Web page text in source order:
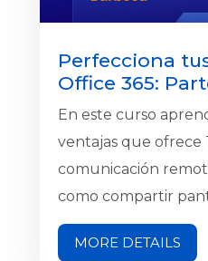
analizar
largo del curso, los
Perfecciona
Office 365:
En este curso
ventajas que ofrece
comunicación
como compartir
reuniones y ser
Además, se
MORE DETAILS